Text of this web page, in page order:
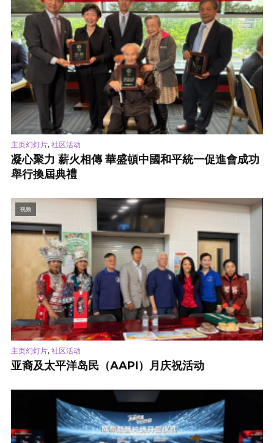
主页幻灯片, 社区活动
凝心聚力 薪火相傳 華盛頓中國和平統一促進會成功
舉行換屆典禮
视频
主页幻灯片, 社区活动
亚裔及太平洋岛民（AAPI）月庆祝活动